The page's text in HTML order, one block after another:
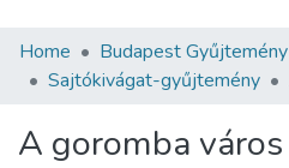
Communities & Collections
Statistics
Home Budapest Gyűjtemény
Sajtókivágat-gyűjtemény
A goromba város